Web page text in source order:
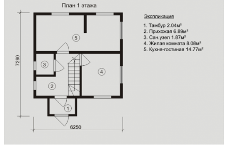
Россия, г. Красноярск, ул. Алексеева 49, Деловой Центр
Вертикали, офис 6-17
© 2026 Все права защищены, компания «А-строй»
Политика конфиденциальности